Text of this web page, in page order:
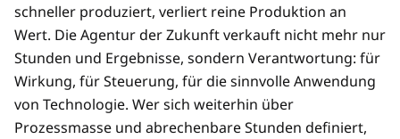
schneller produziert, verliert reine Produktion an
Wert. Die Agentur der Zukunft verkauft nicht mehr nur
Stunden und Ergebnisse, sondern Verantwortung: für
Wirkung, für Steuerung, für die sinnvolle Anwendung
von Technologie. Wer sich weiterhin über
Prozessmasse und abrechenbare Stunden definiert,